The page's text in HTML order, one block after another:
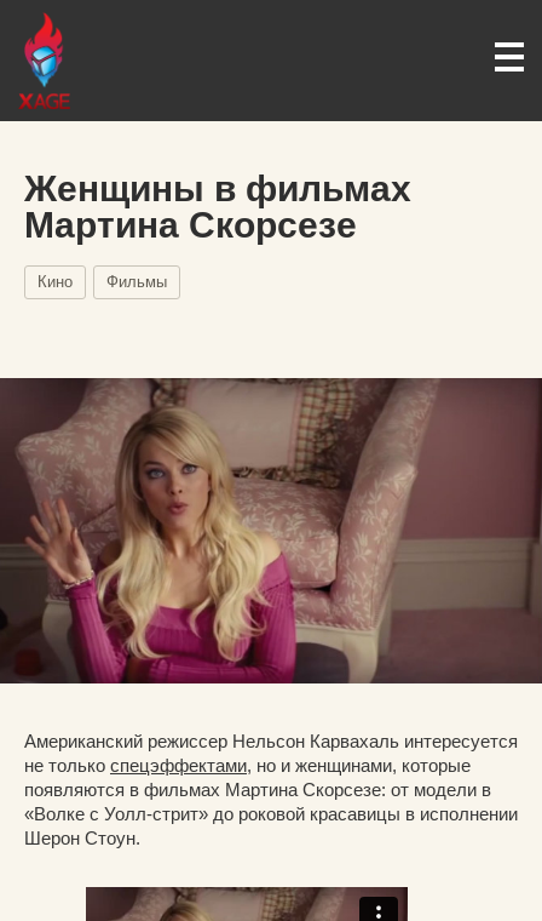
Женщины в фильмах
Мартина Скорсезе
Кино Фильмы
Американский режиссер Нельсон Карвахаль интересуется
не только спецэффектами, но и женщинами, которые
появляются в фильмах Мартина Скорсезе: от модели в
«Волке с Уолл-стрит» до роковой красавицы в исполнении
Шерон Стоун.